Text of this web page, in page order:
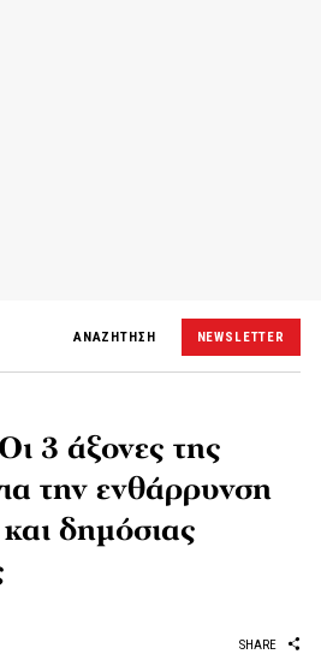
ΑΝΑΖΗΤΗΣΗ NEWSLETTER
3 άξονες της
την ενθάρρυνση
δημόσιας
SHARE